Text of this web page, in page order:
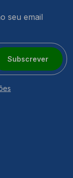
seu email
Subscrever